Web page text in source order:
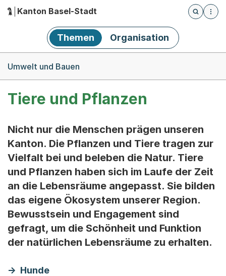
Hauptnavigation
Kanton Basel-Stadt
Öffnet
Themen Organisation
Umwelt und Bauen
Tiere und Pflanzen
Nicht nur die Menschen prägen unseren
Kanton. Die Pflanzen und Tiere tragen zur
Vielfalt bei und beleben die Natur. Tiere
und Pflanzen haben sich im Laufe der Zeit
an die Lebensräume angepasst. Sie bilden
das eigene Ökosystem unserer Region.
Bewusstsein und Engagement sind
gefragt, um die Schönheit und Funktion
der natürlichen Lebensräume zu erhalten.
Hunde